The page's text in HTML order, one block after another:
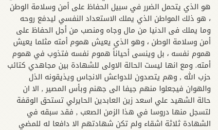
هو الذي يتحمل الضرر في سبيل الحفاظ على أمن وسلامة الوطن
، هو ذلك المواطن الذي يملك الاستعداد النفسي ليدفع روحه
وما يملك فى الدنيا من مال وجاه ومنصب من أجل الحفاظ على
أمن وسلامة الوطن ، وهو الذي يعيش هموم أمته مثلما يعيش
هموم نفسه ، بل وينسى أحياناً هموم نفسه فتذوب في هموم
أمته. ومع انها ليست الحالة الاولى للشهادة بين مجاهدي كتائب
حزب الله , وهم يتصدون للدواعش الانجاس ويذيقونه الذل
والهوان فيجعلوا منهم جيفا الى جهنم وبأس المصير , الا ان
حالة الشهيد علي اسعد زين العابدين الحايرلي تستحق الوقفة
لتسجل منها دروسا في هذا الزمن الصعب , فقد سبقه في
الشهادة ثلاثة اشقاء ولم تكن شهادتهم الا دافعا له للمضي